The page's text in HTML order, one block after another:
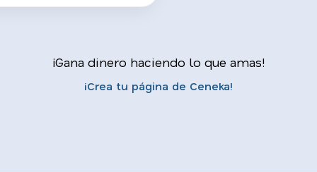
¡Gana dinero haciendo lo que amas!
¡Crea tu página de Ceneka!